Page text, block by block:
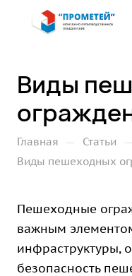
Виды
Главная — Статьи —
Виды пешеходных
Пешеходные
важным
инфраструктуры,
безопасность